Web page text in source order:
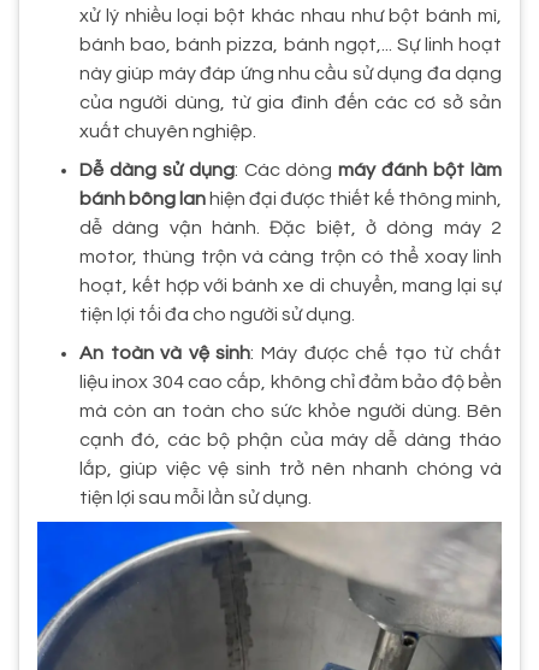
xử lý nhiều loại bột khác nhau như bột bánh mì,
bánh bao, bánh pizza, bánh ngọt,... Sự linh hoạt
này giúp máy đáp ứng nhu cầu sử dụng đa dạng
của người dùng, từ gia đình đến các cơ sở sản
xuất chuyên nghiệp.
Dễ dàng sử dụng: Các dòngmáy đánh bột làm
bánh bông lan hiện đại được thiết kế thông minh,
dễ dàng vận hành. Đặc biệt, ở dòng máy 2
motor, thùng trộn và càng trộn có thể xoay linh
hoạt, kết hợp với bánh xe di chuyển, mang lại sự
tiện lợi tối đa cho người sử dụng.
An toàn và vệ sinh: Máy được chế tạo từ chất
liệu inox 304 cao cấp, không chỉ đảm bảo độ bền
mà còn an toàn cho sức khỏe người dùng. Bên
cạnh đó, các bộ phận của máy dễ dàng tháo
lắp, giúp việc vệ sinh trở nên nhanh chóng và
tiện lợi sau mỗi lần sử dụng.